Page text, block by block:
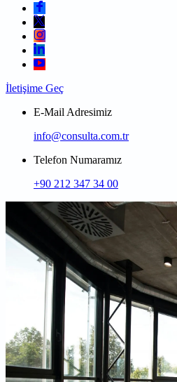
İletişime Geç
E-Mail Adresimiz
info@consulta.com.tr
Telefon Numaramız
+90 212 347 34 00